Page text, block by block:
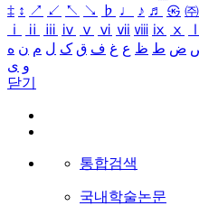
‡ ↕ ↗ ↙ ↖ ↘ ♭ ♩ ♪ ♬ ㉿ ㈜
ⅰ
ⅱ ⅲ ⅳ ⅴ ⅵ ⅶ ⅷ ⅸ ⅹ
ض ط ظ ع غ ف ق ک ل م ن ه
و ی
닫기
통합검색
국내학술논문